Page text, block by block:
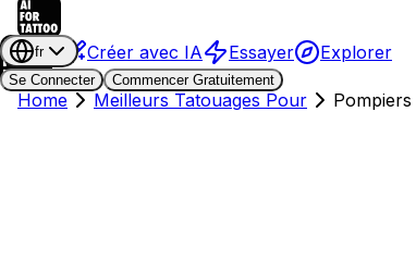
Créer avec IA Essayer Explorer
fr
Se Connecter
Commencer Gratuitement
Home Meilleurs Tatouages Pour
Pompiers